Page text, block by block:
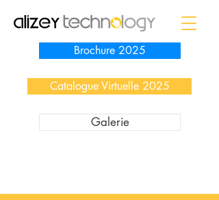
Brochure 2025
Galerie
Catalogue Virtuelle 2025